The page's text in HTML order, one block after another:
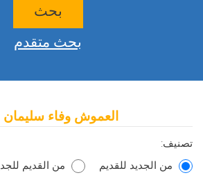
بحث
بحث متقدم
العموش وفاء سليمان
تصنيف:
من الجديد للقديم
من القديم